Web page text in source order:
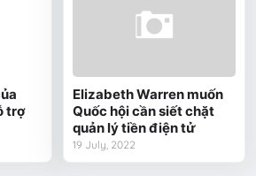
trợ
Elizabeth Warren muốn
Quốc hội cần siết chặt
quản lý tiền điện tử
19 July, 2022